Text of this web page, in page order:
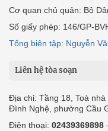
Cơ quan chủ quản: Bộ
Số giấy phép: 146/GP-
Tổng biên tập: Nguyễn
Liên hệ tòa soạn
Địa chỉ: Tầng 18, Toà
Đình Nghệ, phường Cầu
Điện thoại: 02439369898